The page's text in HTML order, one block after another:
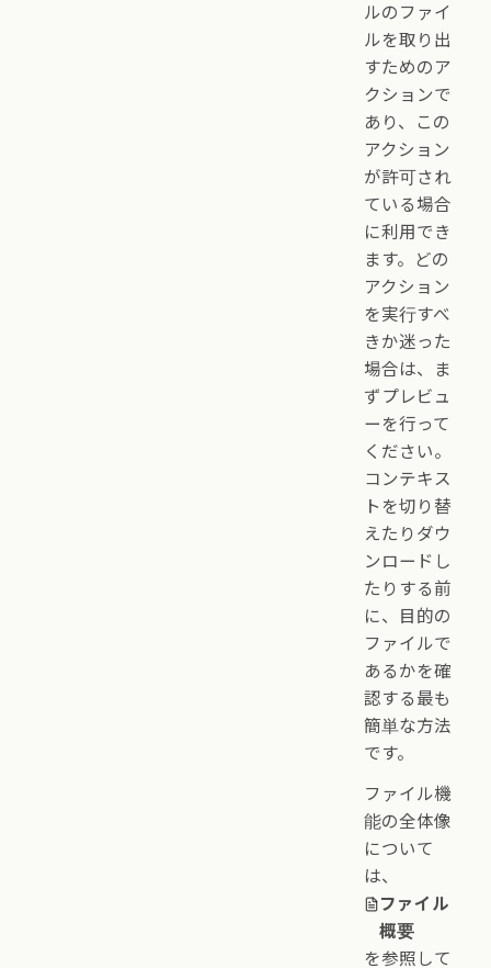
ルのファイ
ルを取り出
すためのア
クションで
あり、この
アクション
が許可され
ている場合
に利用でき
ます。どの
アクション
を実行すべ
きか迷った
場合は、ま
ずプレビュ
ーを行って
ください。
コンテキス
トを切り替
えたりダウ
ンロードし
たりする前
に、目的の
ファイルで
あるかを確
認する最も
簡単な方法
です。
ファイル機
能の全体像
について
は、
ファイル
概要
を参照して